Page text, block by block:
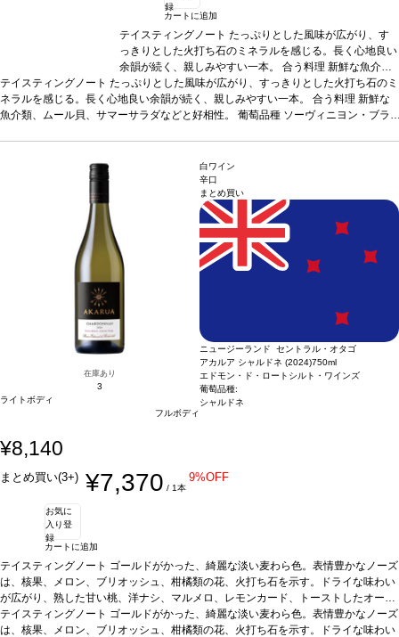
録
カートに追加
テイスティングノートたっぷりとした風味が広がり、す
っきりとした火打ち石のミネラルを感じる。長く心地良い
余韻が続く、親しみやすい一本。合う料理新鮮な魚介
類、ムール貝、サマーサラダなどと好相性。葡萄品種ソ
ーヴィニヨン・ブラン 100%認証SWNZサスティナブル
認証*本ヴィンテージが在庫切れの場合、在庫があり価格
テイスティングノート たっぷりとした風味が広がり、すっきりとした火打ち石のミ
ネラルを感じる。長く心地良い余韻が続く、親しみやすい一本。 合う料理 新鮮な
魚介類、ムール貝、サマーサラダなどと好相性。 葡萄品種 ソーヴィニヨン・ブラ
在庫あり
3
ライトボディ
フルボディ
白ワイン
辛口
まとめ買い
ニュージーランド セントラル・オタゴ
アカルア シャルドネ (2024)750ml
エドモン・ド・ロートシルト・ワインズ
葡萄品種:
シャルドネ
¥8,140
まとめ買い(3+) ¥7,370 / 1本
9%OFF
お気に
入り登
録
カートに追加
テイスティングノート ゴールドがかった、綺麗な淡い麦わら色。表情豊かなノーズ
は、核果、メロン、ブリオッシュ、柑橘類の花、火打ち石を示す。ドライな味わい
が広がり、熟した甘い桃、洋ナシ、マルメロ、レモンカード、トーストしたオーク
が感じられる。素晴らしくバランスが取れていて、リッチで凝縮した、核果を含む
長い余韻のフィニッシュが続く。合う料理グリル魚、キノコのリゾット、ロース
テイスティングノート ゴールドがかった、綺麗な淡い麦わら色。表情豊かなノーズ
は、核果、メロン、ブリオッシュ、柑橘類の花、火打ち石を示す。ドライな味わい